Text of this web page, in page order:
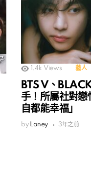
1.4k Views 藝人
BTS V、
手！所屬社對
自都能幸福」
by Laney 3年之前